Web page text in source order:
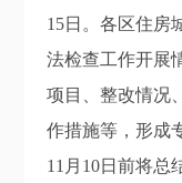
15日。各区住房
法检查工作开展
项目、整改情况
作措施等，形成
11月10日前将总